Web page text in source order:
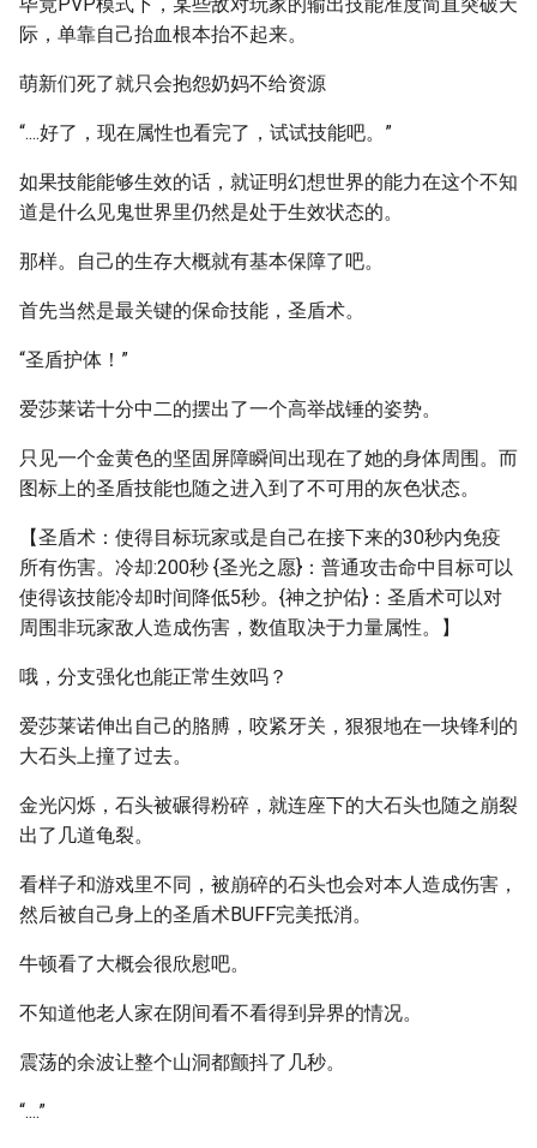
际，单靠自己抬血根本抬不起来。
萌新们死了就只会抱怨奶妈不给资源
“....好了，现在属性也看完了，试试技能吧。”
如果技能能够生效的话，就证明幻想世界的能力在这个不知
道是什么见鬼世界里仍然是处于生效状态的。
那样。自己的生存大概就有基本保障了吧。
首先当然是最关键的保命技能，圣盾术。
“圣盾护体！”
爱莎莱诺十分中二的摆出了一个高举战锤的姿势。
只见一个金黄色的坚固屏障瞬间出现在了她的身体周围。而
图标上的圣盾技能也随之进入到了不可用的灰色状态。
【圣盾术：使得目标玩家或是自己在接下来的30秒内免疫
所有伤害。冷却:200秒 {圣光之愿}：普通攻击命中目标可以
使得该技能冷却时间降低5秒。{神之护佑}：圣盾术可以对
周围非玩家敌人造成伤害，数值取决于力量属性。】
哦，分支强化也能正常生效吗？
爱莎莱诺伸出自己的胳膊，咬紧牙关，狠狠地在一块锋利的
大石头上撞了过去。
金光闪烁，石头被碾得粉碎，就连座下的大石头也随之崩裂
出了几道龟裂。
看样子和游戏里不同，被崩碎的石头也会对本人造成伤害，
然后被自己身上的圣盾术BUFF完美抵消。
牛顿看了大概会很欣慰吧。
不知道他老人家在阴间看不看得到异界的情况。
震荡的余波让整个山洞都颤抖了几秒。
“....”